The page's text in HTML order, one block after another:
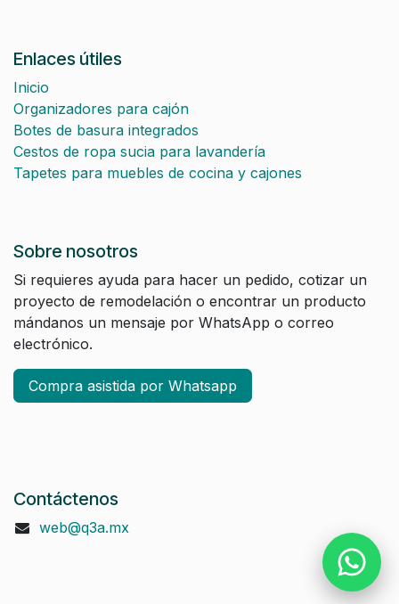
Enlaces útiles
Inicio
Organizadores para cajón
Botes de basura integrados
Cestos de ropa sucia para lavandería
Tapetes para muebles de cocina y cajones
Sobre nosotros
Si requieres ayuda para hacer un pedido, cotizar un
proyecto de remodelación o encontrar un producto
mándanos un mensaje por WhatsApp o correo
electrónico.
Compra asistida por Whatsapp
Contáctenos
web@q3a.mx